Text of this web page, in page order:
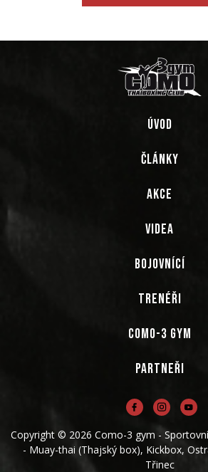
ÚVOD
ČLÁNKY
AKCE
VIDEA
BOJOVNÍCÍ
TRENÉŘI
COMO-3 GYM
PARTNEŘI
Copyright © 2026 Como-3 gym -
- Muay-thai (Thajský box), Kickbox,
Třinec